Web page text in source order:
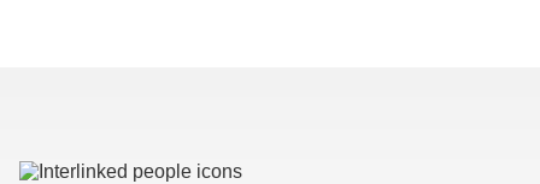
Image